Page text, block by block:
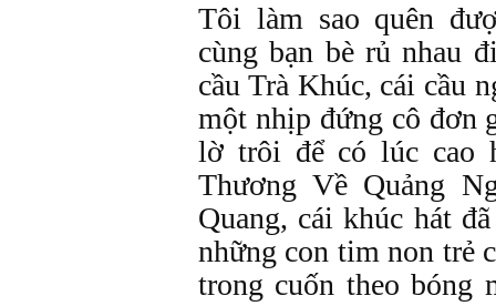
Tôi làm sao quên
cùng bạn bè rủ nhau
cầu Trà Khúc, cái cầu
một nhịp đứng cô đơn
lờ trôi để có lúc cao
Thương Về Quảng
Quang, cái khúc hát
những con tim non trẻ
trong cuốn theo bóng